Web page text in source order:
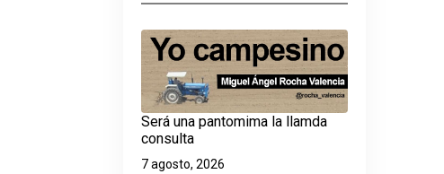
Será una pantomima la llamda
consulta
7 agosto, 2026